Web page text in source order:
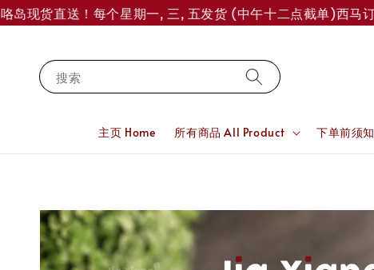
货直送！每个星期一, 三, 五发货 (中午十二点截单)西马订单
搜索
主页 Home 所有商品 All Product 下单前须